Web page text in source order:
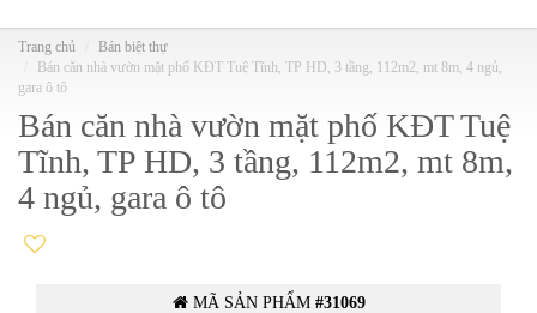
Trang chủ
Bán biệt thự
Bán căn nhà vườn mặt phố KĐT Tuệ Tĩnh, TP HD, 3 tầng, 112m2, mt 8m, 4 ngủ,
gara ô tô
Bán căn nhà vườn mặt phố KĐT Tuệ
Tĩnh, TP HD, 3 tầng, 112m2, mt 8m,
4 ngủ, gara ô tô
MÃ SẢN PHẨM #31069